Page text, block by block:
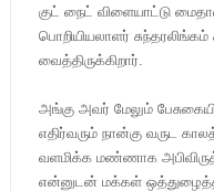
குட் நைட் விளையாட்டு
பொறியியலாளர்
வைத்திருக்கிறார்.
அங்கு அவர் மேலும்
எதிர்வரும் நான்கு வருட
வளமிக்க மண்ணாக
என்னுடன் மக்கள்